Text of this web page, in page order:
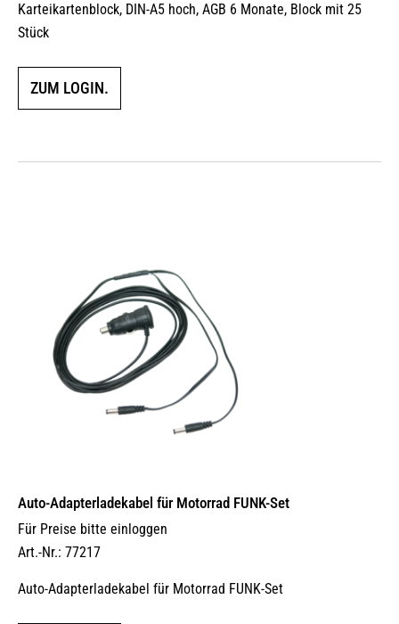
Karteikartenblock, DIN-A5 hoch, AGB 6 Monate, Block mit 25
Stück
ZUM LOGIN.
Auto-Adapterladekabel für Motorrad FUNK-Set
Für Preise bitte einloggen
Art.-Nr.: 77217
Auto-Adapterladekabel für Motorrad FUNK-Set